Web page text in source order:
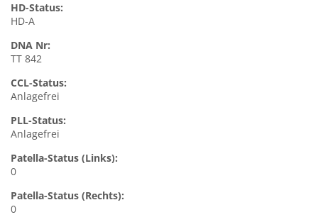
HD-Status:
HD-A
DNA Nr:
TT 842
CCL-Status:
Anlagefrei
PLL-Status:
Anlagefrei
Patella-Status (Links):
0
Patella-Status (Rechts):
0